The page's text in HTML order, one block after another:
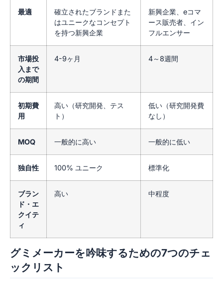
最適
確立されたブランドまた
はユニークなコンセプト
を持つ新興企業
新興企業、eコマ
ース販売者、イン
フルエンサー
市場投
入まで
の期間
4-9ヶ月 4～8週間
初期費
用
高い（研究開発、テス
ト）
低い（研究開発費
なし）
MOQ 一般的に高い 一般的に低い
独自性 100% ユニーク 標準化
ブラン
ド・エ
クイテ
ィ
高い 中程度
グミメーカーを吟味するための7つのチェ
ックリスト